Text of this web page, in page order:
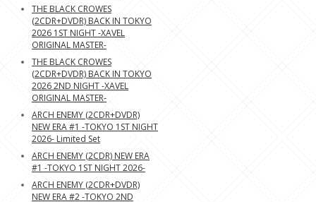
THE BLACK CROWES
(2CDR+DVDR) BACK IN TOKYO
2026 1ST NIGHT -XAVEL
ORIGINAL MASTER-
THE BLACK CROWES
(2CDR+DVDR) BACK IN TOKYO
2026 2ND NIGHT -XAVEL
ORIGINAL MASTER-
ARCH ENEMY (2CDR+DVDR)
NEW ERA #1 -TOKYO 1ST NIGHT
2026- Limited Set
ARCH ENEMY (2CDR) NEW ERA
#1 -TOKYO 1ST NIGHT 2026-
ARCH ENEMY (2CDR+DVDR)
NEW ERA #2 -TOKYO 2ND